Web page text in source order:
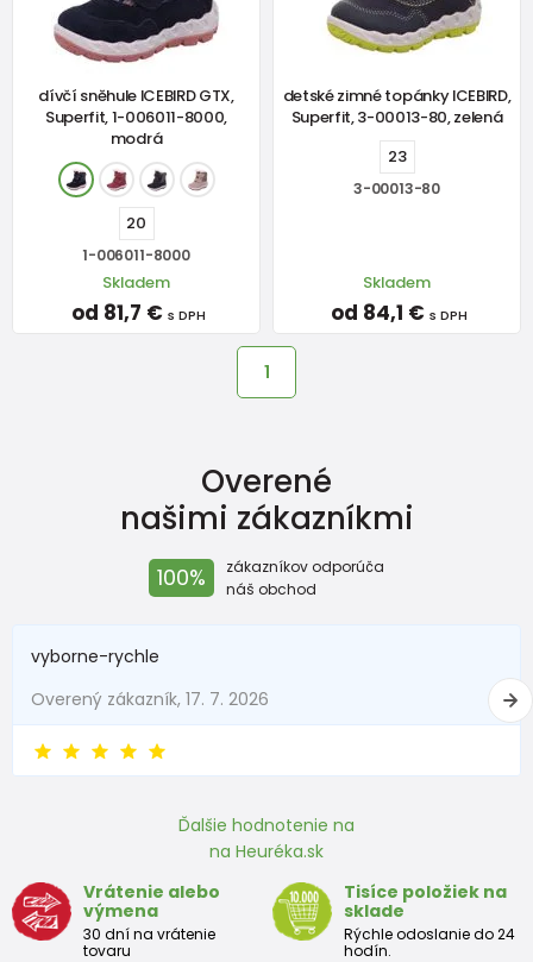
dívčí sněhule ICEBIRD GTX,
Superfit, 1-006011-8000,
modrá
20
1-006011-8000
Skladem
od 81,7 € s DPH
detské zimné topánky ICEBIRD,
Superfit, 3-00013-80, zelená
23
3-00013-80
Skladem
od 84,1 € s DPH
1
Overené
našimi zákazníkmi
100%
zákazníkov odporúča
náš obchod
vyborne-rychle
Overený zákazník, 17. 7. 2026
Ďalšie hodnotenie na
na Heuréka.sk
Vrátenie alebo
výmena
30 dní na vrátenie
tovaru
Tisíce položiek na
sklade
Rýchle odoslanie do 24
hodín.